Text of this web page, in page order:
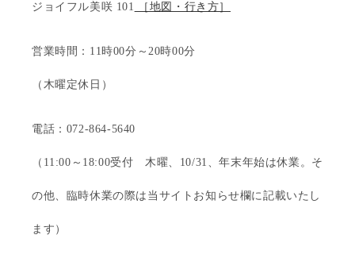
ジョイフル美咲 101 ［地図・行き方］
営業時間：11時00分～20時00分
（木曜定休日）
電話：072-864-5640
（11:00～18:00受付 木曜、10/31、年末年始は休業。そ
の他、臨時休業の際は当サイトお知らせ欄に記載いたし
ます）